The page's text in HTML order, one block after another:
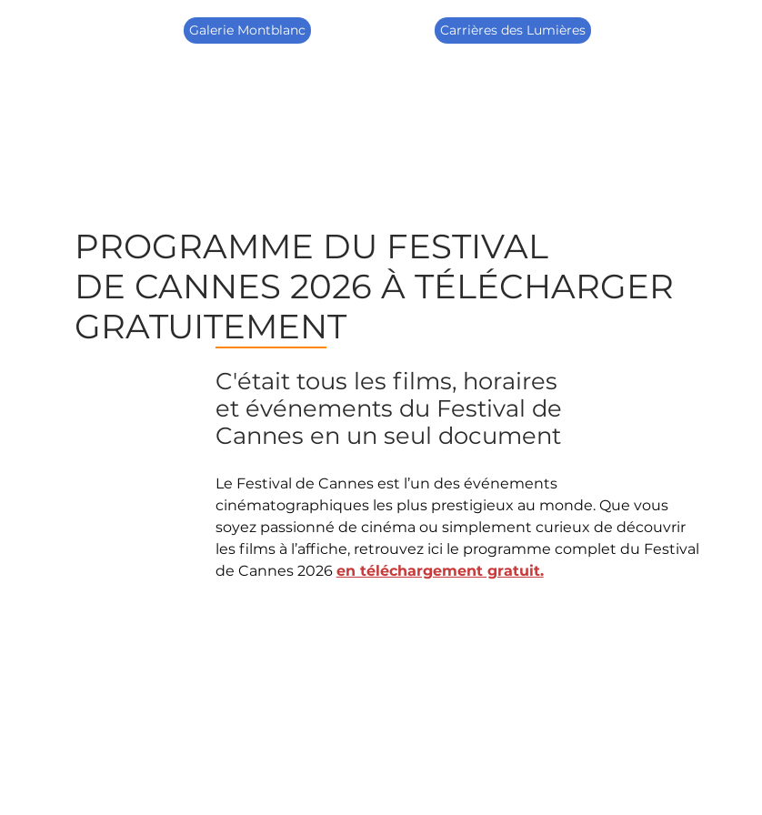
Galerie Montblanc Carrières des Lumières
PROGRAMME DU FESTIVAL
DE CANNES 2026 À TÉLÉCHARGER
GRATUITEMENT
C'était tous les films, horaires
et événements du Festival de
Cannes en un seul document
Le Festival de Cannes est l’un des événements
cinématographiques les plus prestigieux au monde. Que vous
soyez passionné de cinéma ou simplement curieux de découvrir
les films à l’affiche, retrouvez ici le programme complet du Festival
de Cannes 2026 en téléchargement gratuit.